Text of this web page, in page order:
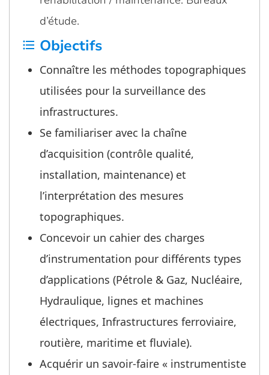
d’étude.
format_list_bulleted Objectifs
Connaître les méthodes topographiques
utilisées pour la surveillance des
infrastructures.
Se familiariser avec la chaîne
d’acquisition (contrôle qualité,
installation, maintenance) et
l’interprétation des mesures
topographiques.
Concevoir un cahier des charges
d’instrumentation pour différents types
d’applications (Pétrole & Gaz, Nucléaire,
Hydraulique, lignes et machines
électriques, Infrastructures ferroviaire,
routière, maritime et fluviale).
Acquérir un savoir-faire « instrumentiste